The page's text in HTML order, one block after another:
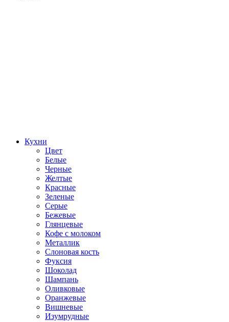
Кухни
Цвет
Белые
Черные
Желтые
Красные
Зеленые
Серые
Бежевые
Глянцевые
Кофе с молоком
Металлик
Слоновая кость
Фуксия
Шоколад
Шампань
Оливковые
Оранжевые
Вишневые
Изумрудные